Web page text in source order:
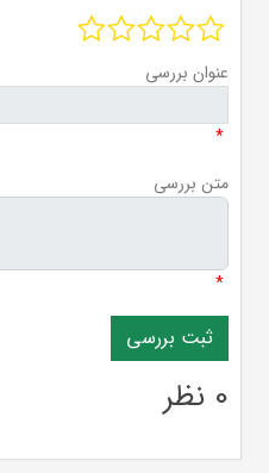
عنوان بررسی
*
متن بررسی
*
0 نظر